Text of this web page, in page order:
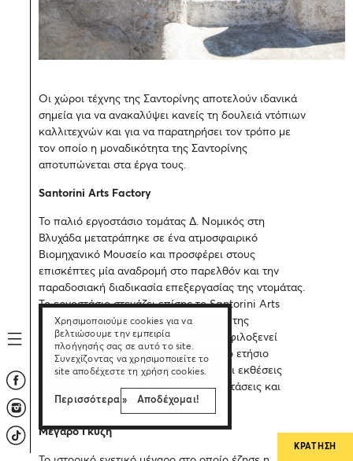
Αποδέχομαι!
Χρησιμοποιούμε cookies για να
βελτιώσουμε την εμπειρία
πλοήγησής σας σε αυτό το site.
Συνεχίζοντας να χρησιμοποιείτε το
site αποδέχεστε τη χρήση cookies.
Περισσότερα »
Οι χώροι τέχνης της Σαντορίνης αποτελούν ιδανικά
σημεία για να ανακαλύψει κανείς τη δουλειά ντόπιων
καλλιτεχνών και για να παρατηρήσει τον τρόπο με
τον οποίο η μοναδικότητα της Σαντορίνης
αποτυπώνεται στα έργα τους.
Santorini Arts Factory
Το παλιό εργοστάσιο τομάτας Δ. Νομικός στη
Βλυχάδα μετατράπηκε σε ένα ατμοσφαιρικό
Βιομηχανικό Μουσείο και προσφέρει στους
επισκέπτες μία αναδρομή στο παρελθόν και την
παραδοσιακή διαδικασία επεξεργασίας της ντομάτας.
Το εργοστάσιο στεγάζει επίσης το Santorini Arts
Factory (SAF), ένα κέντρο προώθησης της
πολιτιστικής δραστηριότητας. Το SAF φιλοξενεί
καλλιτέχνες απ’ όλον τον κόσμο και το ετήσιο
πρόγραμμα εκδηλώσεων περιλαμβάνει εκθέσεις
τέχνης, θεατρικές και μουσικές παραστάσεις και
άλλες καλλιτεχνικές εκδηλώσεις.
Μέγαρο Γκύζη
ΚΡΑΤΗΣΗ